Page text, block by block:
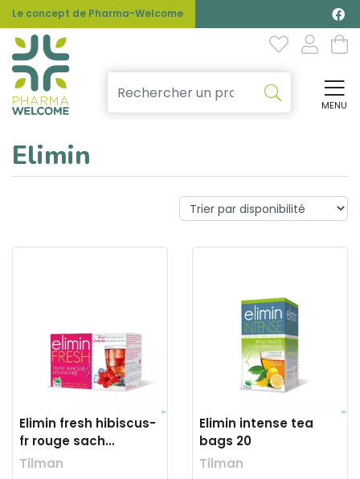
Le concept de Pharma-Welcome
MENU
Elimin
Elimin fresh hibiscus-
fr rouge sach
infusions 24
Tilman
Elimin intense tea
bags 20
Tilman